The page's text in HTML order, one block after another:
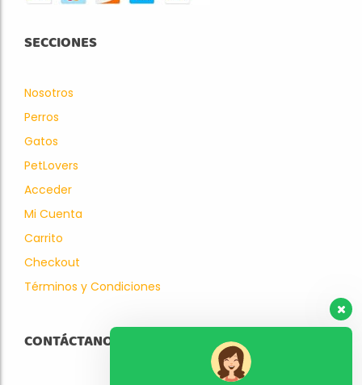
SECCIONES
Nosotros
Perros
Gatos
PetLovers
Acceder
Mi Cuenta
Carrito
Checkout
Términos y Condiciones
CONTÁCTANOS